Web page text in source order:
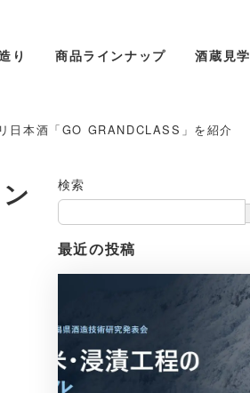
り 商品ラインナップ 酒蔵見学
日本酒「GO GRANDCLASS」を紹介
検索
最近の投稿